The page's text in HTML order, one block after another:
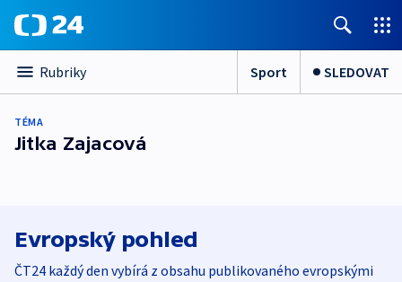
Rubriky Sport SLEDOVAT
TÉMA
Jitka Zajacová
Evropský pohled
ČT24 každý den vybírá z obsahu publikovaného evropskými